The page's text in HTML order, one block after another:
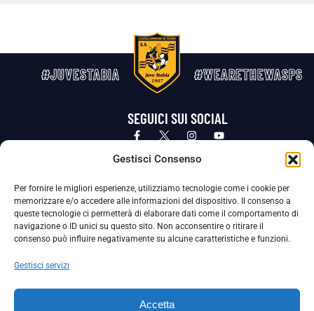
Gestisci Consenso
Per fornire le migliori esperienze, utilizziamo tecnologie come i cookie per
memorizzare e/o accedere alle informazioni del dispositivo. Il consenso a
queste tecnologie ci permetterà di elaborare dati come il comportamento di
navigazione o ID unici su questo sito. Non acconsentire o ritirare il
consenso può influire negativamente su alcune caratteristiche e funzioni.
Gestisci servizi
Accetta
#JUVESTABIA #WEARETHEWASPS
SEGUICI SUI SOCIAL
Privacy Policy Cookie Policy
La Società ha nominato il Responsabile della Protezione dei Dati Personali (DPO), figura specializzata che vigila sulle modalità
adottate dalla nostra Società per tutelare i Suoi dati personali.
Per contattare il DPO può scrivere a